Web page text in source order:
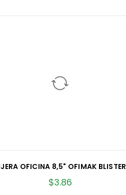
OFICINA 8,5" OFIMAK BLISTER
$3.86